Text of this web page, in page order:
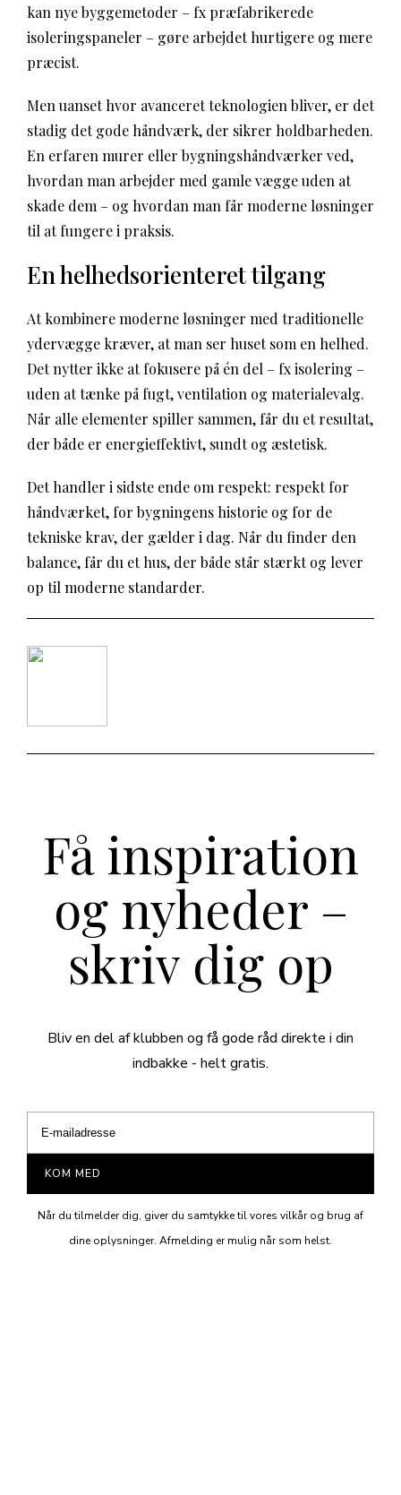
kan nye byggemetoder – fx præfabrikerede
isoleringspaneler – gøre arbejdet hurtigere og mere
præcist.
Men uanset hvor avanceret teknologien bliver, er det
stadig det gode håndværk, der sikrer holdbarheden.
En erfaren murer eller bygningshåndværker ved,
hvordan man arbejder med gamle vægge uden at
skade dem – og hvordan man får moderne løsninger
til at fungere i praksis.
En helhedsorienteret tilgang
At kombinere moderne løsninger med traditionelle
ydervægge kræver, at man ser huset som en helhed.
Det nytter ikke at fokusere på én del – fx isolering –
uden at tænke på fugt, ventilation og materialevalg.
Når alle elementer spiller sammen, får du et resultat,
der både er energieffektivt, sundt og æstetisk.
Det handler i sidste ende om respekt: respekt for
håndværket, for bygningens historie og for de
tekniske krav, der gælder i dag. Når du finder den
balance, får du et hus, der både står stærkt og lever
op til moderne standarder.
Få inspiration
og nyheder –
skriv dig op
Bliv en del af klubben og få gode råd direkte i din
indbakke - helt gratis.
KOM MED
Når du tilmelder dig, giver du samtykke til vores vilkår og brug af
dine oplysninger. Afmelding er mulig når som helst.